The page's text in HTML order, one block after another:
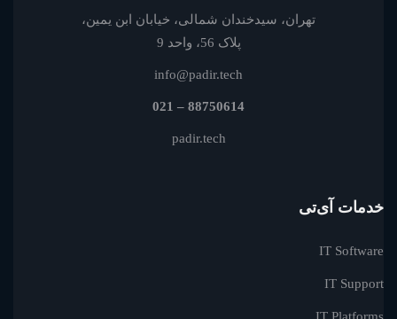
تهران، سیدخندان شمالی، خیابان ابن یمین،
پلاک 56، واحد 9
info@padir.tech
88750614 – 021
padir.tech
خدمات آی‌تی
IT Software
IT Support